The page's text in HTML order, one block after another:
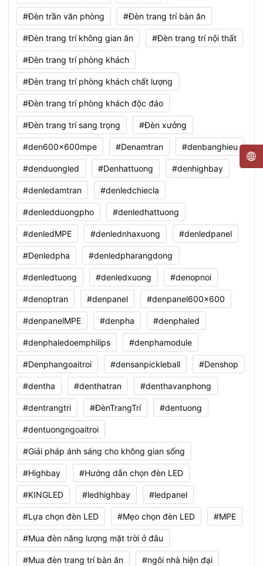
#Đèn trần văn phòng #Đèn trang trí bàn ăn
#Đèn trang trí không gian ăn #Đèn trang trí nội thất
#Đèn trang trí phòng khách
#Đèn trang trí phòng khách chất lượng
#Đèn trang trí phòng khách độc đáo
#Đèn trang trí sang trọng #Đèn xưởng
#den600x600mpe #Denamtran #denbanghieu
#denduongled #Denhattuong #denhighbay
#denledamtran #denledchiecla
#denledduongpho #denledhattuong
#denledMPE #denlednhaxuong #denledpanel
#Denledpha #denledpharangdong
#denledtuong #denledxuong #denopnoi
#denoptran #denpanel #denpanel600x600
#denpanelMPE #denpha #denphaled
#denphaledoemphilips #denphamodule
#Denphangoaitroi #densanpickleball #Denshop
#dentha #denthatran #denthavanphong
#dentrangtri #ĐènTrangTrí #dentuong
#dentuongngoaitroi
#Giải pháp ánh sáng cho không gian sống
#Highbay #Hướng dẫn chọn đèn LED
#KINGLED #ledhighbay #ledpanel
#Lựa chọn đèn LED #Mẹo chọn đèn LED #MPE
#Mua đèn năng lượng mặt trời ở đâu
#Mua đèn trang trí bàn ăn #ngôi nhà hiện đại